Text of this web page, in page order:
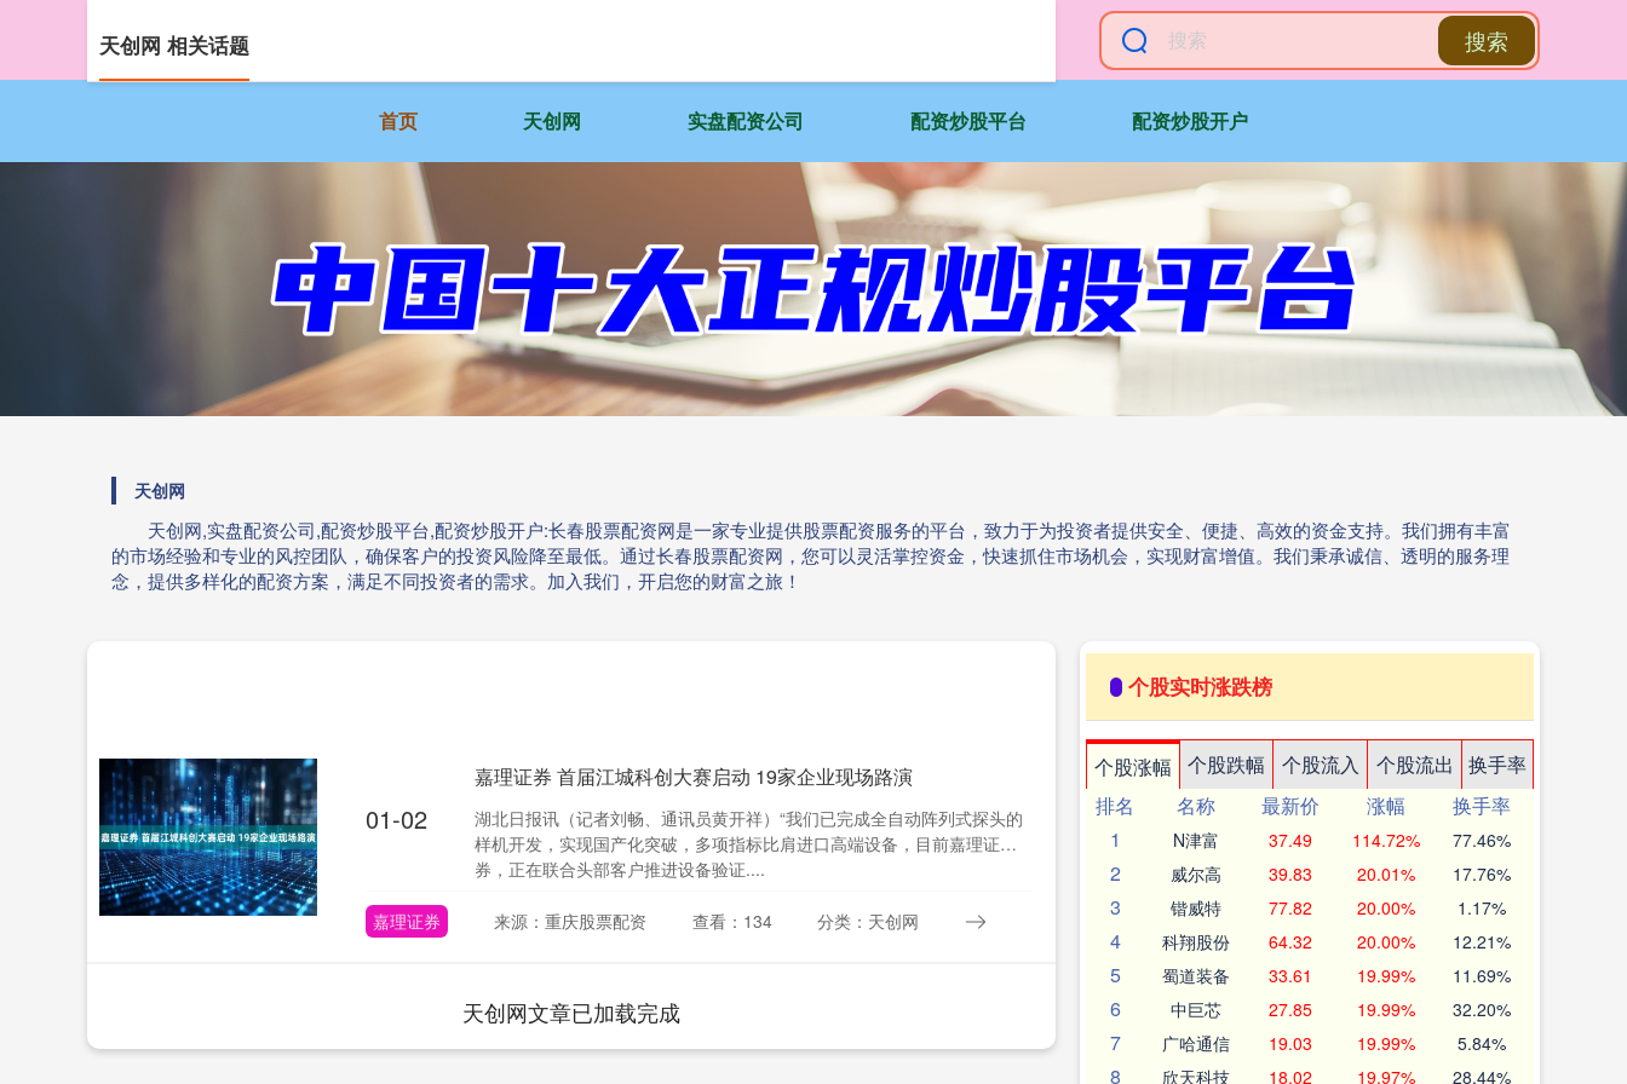
搜索
首页 天创网 实盘配资公司 配资炒股平台 配资炒股开户
天创网
天创网,实盘配资公司,配资炒股平台,配资炒股开户:长春股票配资网是一家专业提供股票配资服务的平台，致力于为投资者提供安全、便捷、高效的资金支持。我们拥有丰富
的市场经验和专业的风控团队，确保客户的投资风险降至最低。通过长春股票配资网，您可以灵活掌控资金，快速抓住市场机会，实现财富增值。我们秉承诚信、透明的服务理
念，提供多样化的配资方案，满足不同投资者的需求。加入我们，开启您的财富之旅！
天创网 相关话题
01-02
嘉理证券 首届江城科创大赛启动 19家企业现场路演
湖北日报讯（记者刘畅、通讯员黄开祥）“我们已完成全自动阵列式探头的
样机开发，实现国产化突破，多项指标比肩进口高端设备，目前嘉理证
券，正在联合头部客户推进设备验证....
嘉理证券 来源：重庆股票配资 查看：134 分类：天创网
天创网文章已加载完成
个股实时涨跌榜
个股涨幅 个股跌幅 个股流入 个股流出
换手率
排名
名称 最新价 涨幅
换手率
1
N津富 37.49 114.72% 77.46%
2 威尔高 39.83 20.01% 17.76%
3 锴威特 77.82 20.00% 1.17%
4 科翔股份 64.32 20.00% 12.21%
5 蜀道装备 33.61 19.99% 11.69%
6 中巨芯 27.85 19.99% 32.20%
7 广哈通信 19.03 19.99% 5.84%
8 欣天科技 18.02 19.97% 28.44%